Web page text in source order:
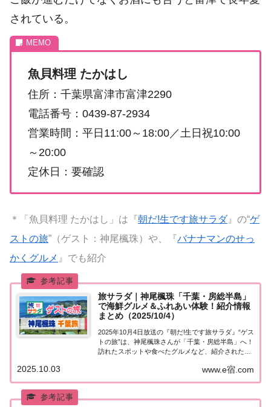
されている。
魚貝料理 たかはし
住所：千葉県富津市富津2290
電話番号：0439-87-2934
営業時間：平日11:00～18:00／土日祝10:00
～20:00
定休日：要確認
＊「魚貝料理 たかはし」は『朝だ!生です旅サラダ』の“ゲ
ストの旅”（ゲスト：神尾楓珠）や、『バナナマンのせっ
かくグルメ 』でも紹介
旅サラダ｜神尾楓珠「千葉・房総半島」
で海鮮グルメ＆ふれあい体験！紹介情報
まとめ（2025/10/4）
2025年10月4日放送の『朝だ!生です旅サラダ』“ゲス
トの旅”は、神尾楓珠さんが「千葉・房総半島」へ！
訪れたスポットや食べたグルメなど、紹介された情
珠「千葉・房総半島」を巡る旅今日の“ゲストの
旅”は神尾楓珠さん。千葉県の房総半島を巡...
www.e宿.com
2025.10.03